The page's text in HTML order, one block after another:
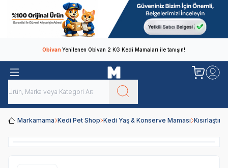
ObivanYenilenen Obivan 2 KG Kedi Mamaları ile tanışın!
Markamama Kedi Pet Shop Kedi Yaş & Konserve Maması